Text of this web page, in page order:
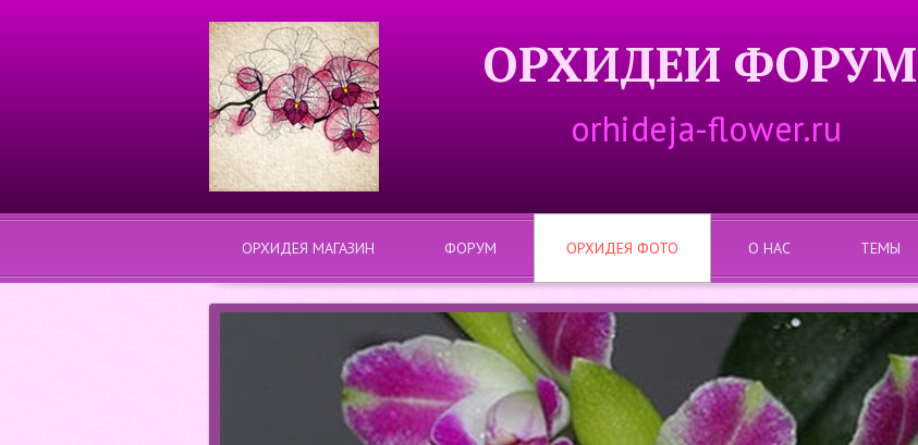
ОРХИДЕИ ФОРУМ
orhideja-flower.ru
ОРХИДЕЯ МАГАЗИН ФОРУМ ОРХИДЕЯ ФОТО О НАС ТЕМЫ